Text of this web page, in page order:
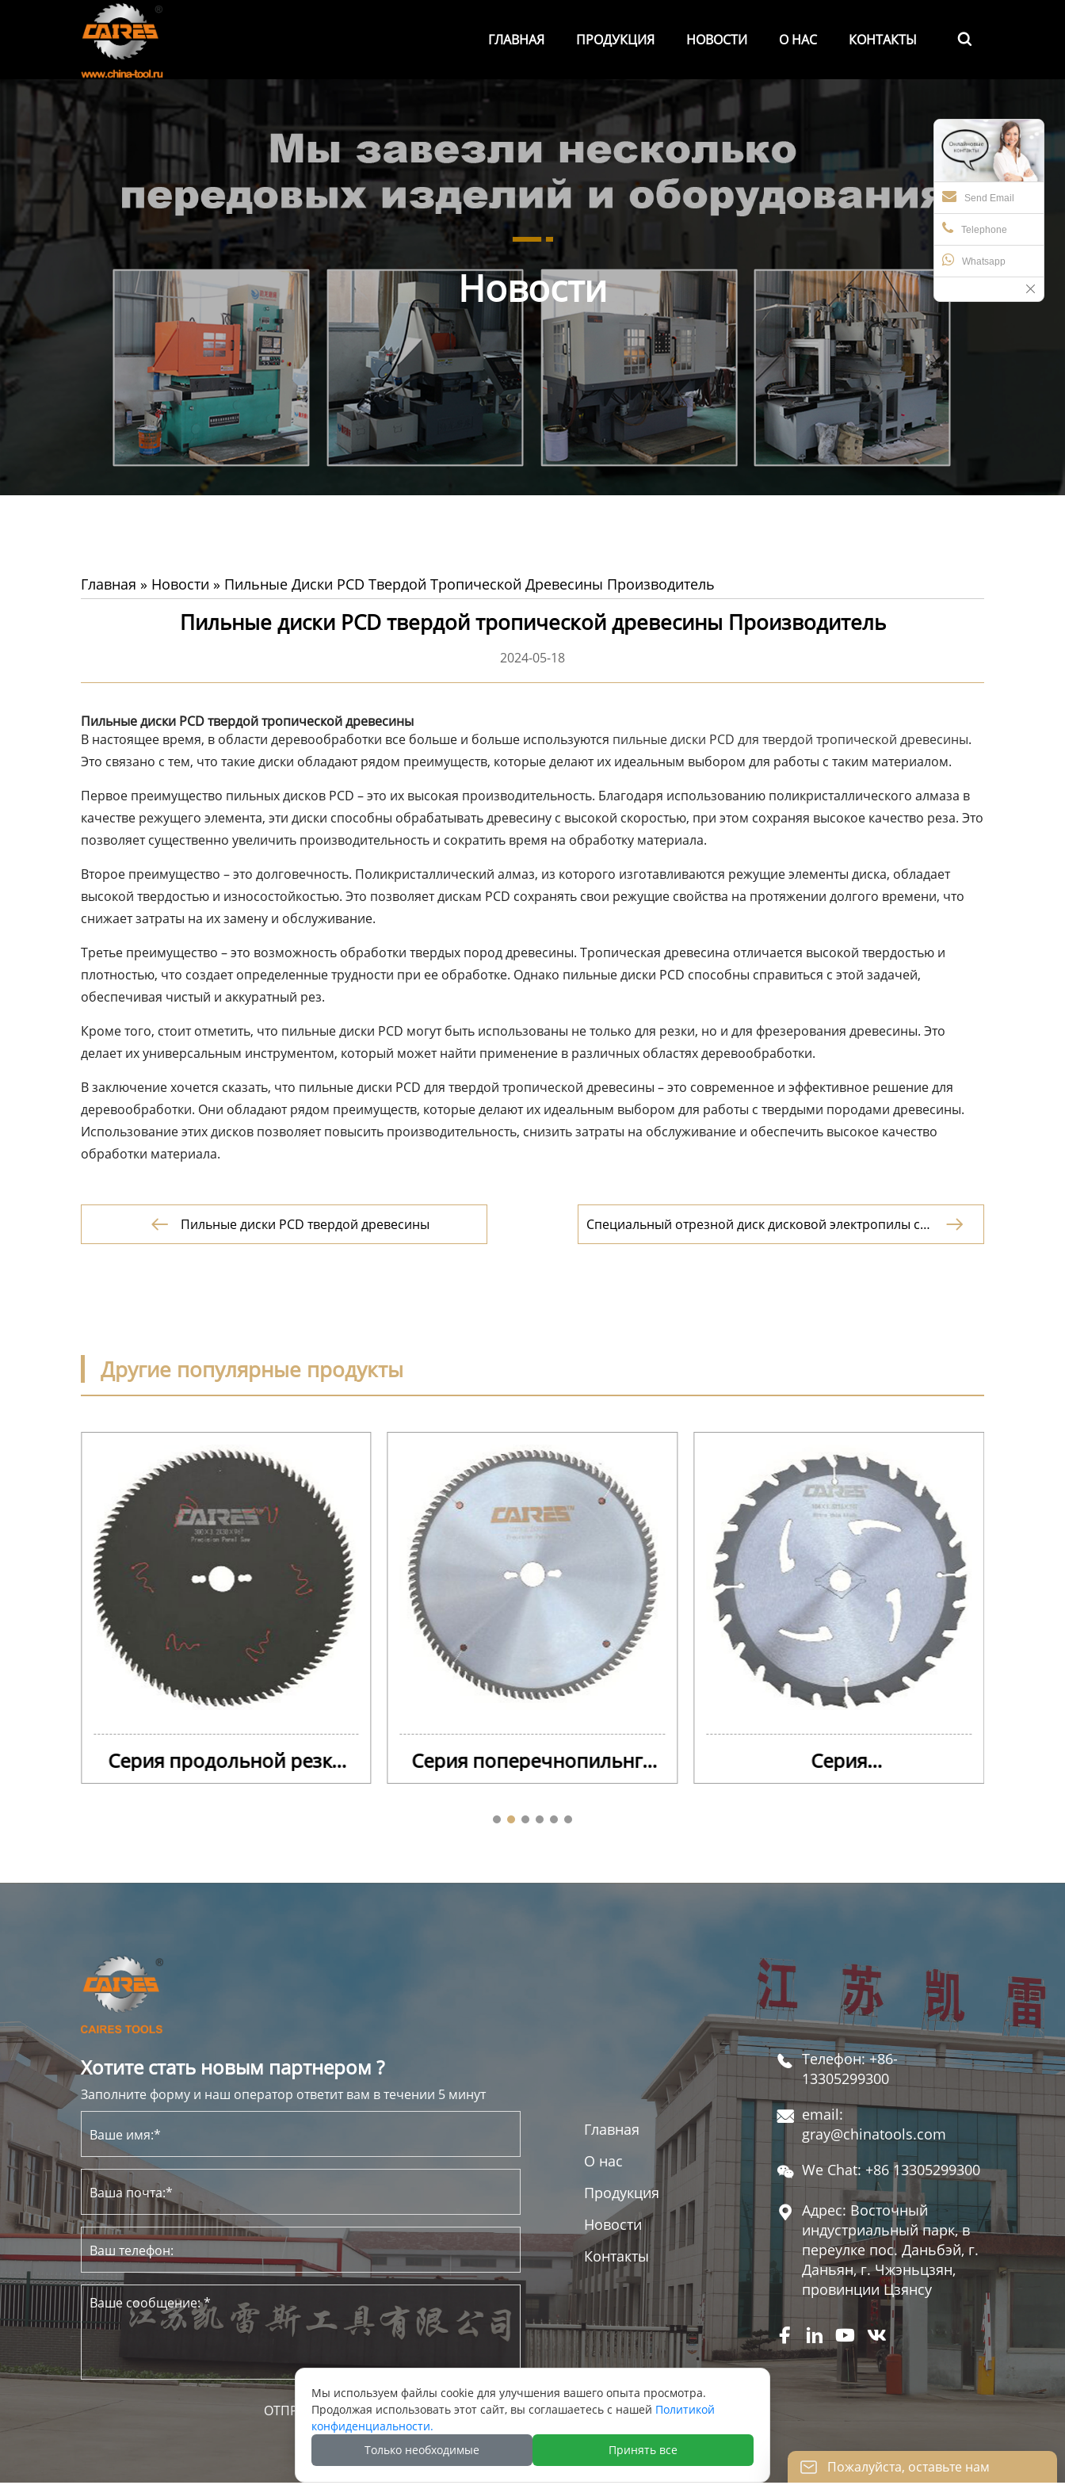
ГЛАВНАЯ ПРОДУКЦИЯ НОВОСТИ О НАС КОНТАКТЫ 
Новости
О нас
Пожалуйста, оставьте нам
Send Email
Telephone
Whatsapp
Новости
Главная » Новости » Пильные Диски PCD Твердой Тропической Древесины Производитель
Пильные диски PCD твердой тропической древесины Производитель
2024-05-18
Пильные диски PCD твердой тропической древесины
В настоящее время, в области деревообработки все больше и больше используются пильные диски PCD для твердой тропической древесины.
Это связано с тем, что такие диски обладают рядом преимуществ, которые делают их идеальным выбором для работы с таким материалом.
Первое преимущество пильных дисков PCD – это их высокая производительность. Благодаря использованию поликристаллического алмаза в
качестве режущего элемента, эти диски способны обрабатывать древесину с высокой скоростью, при этом сохраняя высокое качество реза. Это
позволяет существенно увеличить производительность и сократить время на обработку материала.
Второе преимущество – это долговечность. Поликристаллический алмаз, из которого изготавливаются режущие элементы диска, обладает
высокой твердостью и износостойкостью. Это позволяет дискам PCD сохранять свои режущие свойства на протяжении долгого времени, что
снижает затраты на их замену и обслуживание.
Третье преимущество – это возможность обработки твердых пород древесины. Тропическая древесина отличается высокой твердостью и
плотностью, что создает определенные трудности при ее обработке. Однако пильные диски PCD способны справиться с этой задачей,
обеспечивая чистый и аккуратный рез.
Кроме того, стоит отметить, что пильные диски PCD могут быть использованы не только для резки, но и для фрезерования древесины. Это
делает их универсальным инструментом, который может найти применение в различных областях деревообработки.
В заключение хочется сказать, что пильные диски PCD для твердой тропической древесины – это современное и эффективное решение для
деревообработки. Они обладают рядом преимуществ, которые делают их идеальным выбором для работы с твердыми породами древесины.
Использование этих дисков позволяет повысить производительность, снизить затраты на обслуживание и обеспечить высокое качество
обработки материала.
 Пильные диски PCD твердой древесины
Специальный отрезной диск дисковой электропилы с
литиевой батареей для литиевой электропилы

Другие популярные продукты
Серия продольной резки
натурального дерева
Серия поперечнопильнго
натурального дерева
Серия
деревообрабатывающего
Хотите стать новым партнером ?
Заполните форму и наш оператор ответит вам в течении 5 минут
Главная
О нас
Продукция
Новости
Контакты
 Телефон: +86-
13305299300
 email:
gray@chinatools.com
 We Chat: +86 13305299300
 Адрес: Восточный
индустриальный парк, в
переулке пос. Даньбэй, г.
Даньян, г. Чжэньцзян,
провинции Цзянсу
   
Мы используем файлы cookie для улучшения вашего опыта просмотра.
Продолжая использовать этот сайт, вы соглашаетесь с нашей Политикой
конфиденциальности.
Только необходимые
Принять все